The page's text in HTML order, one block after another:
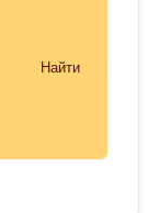
Найти